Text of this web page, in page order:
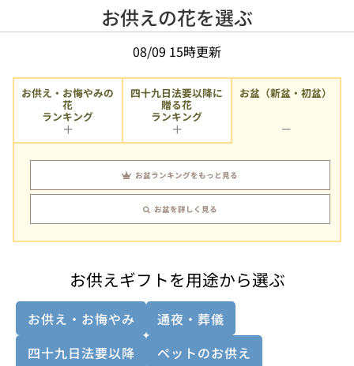
お供えの花を選ぶ
08/09 15時更新
お供え・お悔やみの
花
ランキング
四十九日法要以降に
贈る花
ランキング
お盆（新盆・初盆）
お盆ランキングをもっと見る
お盆を詳しく見る
お供えギフトを用途から選ぶ
お供え・お悔やみ
通夜・葬儀
四十九日法要以降
ペットのお供え